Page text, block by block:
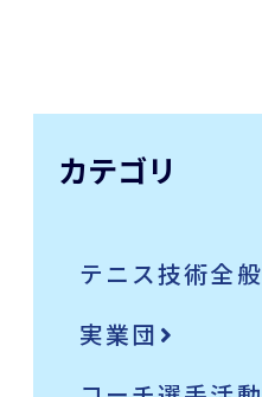
カテゴリ
テニス技術全般
実業団